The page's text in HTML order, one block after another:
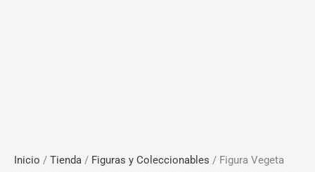
Inicio / Tienda / Figuras y Coleccionables / Figura Vegeta